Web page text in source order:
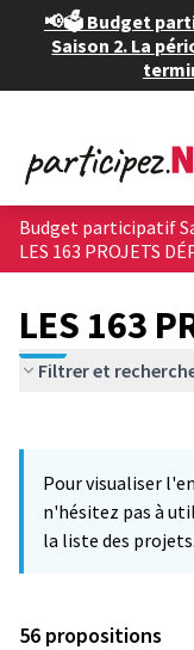
📢🗳️ Budget
Saison 2. La
Budget participatif
LES 163 PROJETS
LES 163
Filtrer et
−
Pour visualiser
n'hésitez pas à
la liste des projets.
56 propositions